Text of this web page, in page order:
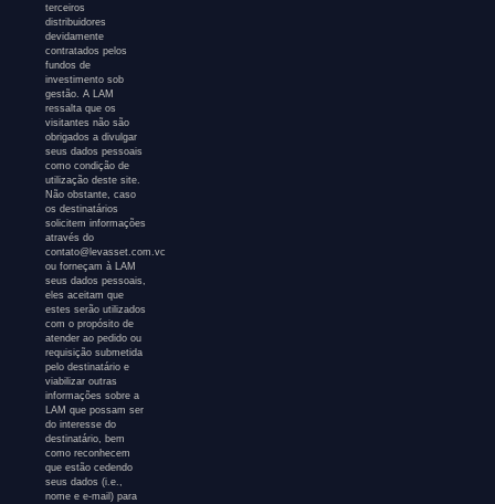
terceiros
distribuidores
devidamente
contratados pelos
fundos de
investimento sob
gestão. A LAM
ressalta que os
visitantes não são
obrigados a divulgar
seus dados pessoais
como condição de
utilização deste site.
Não obstante, caso
os destinatários
solicitem informações
através do
contato@levasset.com.vc
ou forneçam à LAM
seus dados pessoais,
eles aceitam que
estes serão utilizados
com o propósito de
atender ao pedido ou
requisição submetida
pelo destinatário e
viabilizar outras
informações sobre a
LAM que possam ser
do interesse do
destinatário, bem
como reconhecem
que estão cedendo
seus dados (i.e.,
nome e e-mail) para